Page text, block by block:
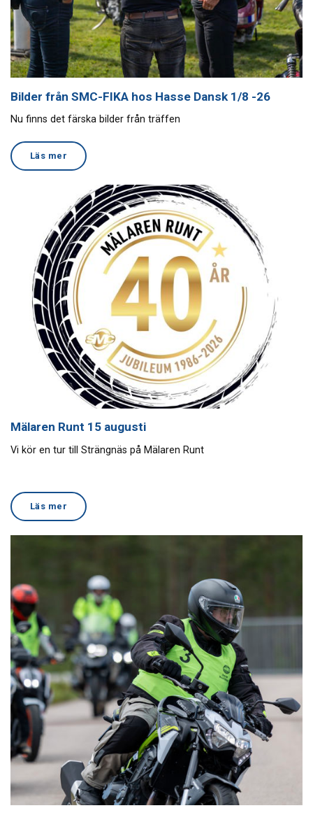
Bilder från SMC-FIKA hos Hasse Dansk 1/8 -26
Nu finns det färska bilder från träffen
Läs mer
Mälaren Runt 15 augusti
Vi kör en tur till Strängnäs på Mälaren Runt
Läs mer